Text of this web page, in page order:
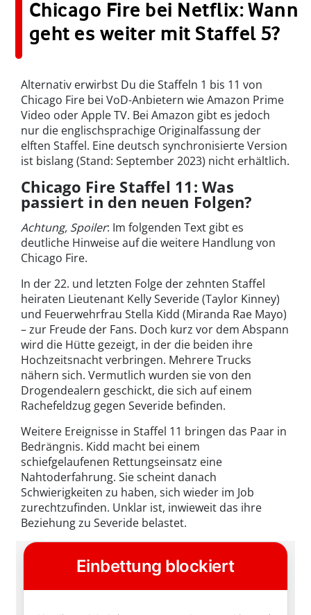
Chicago Fire bei Netflix: Wann
geht es weiter mit Staffel 5?
Alternativ erwirbst Du die Staffeln 1 bis 11 von
Chicago Fire bei VoD-Anbietern wie Amazon Prime
Video oder Apple TV. Bei Amazon gibt es jedoch
nur die englischsprachige Originalfassung der
elften Staffel. Eine deutsch synchronisierte Version
ist bislang (Stand: September 2023) nicht erhältlich.
Chicago Fire Staffel 11: Was
passiert in den neuen Folgen?
Achtung, Spoiler: Im folgenden Text gibt es
deutliche Hinweise auf die weitere Handlung von
Chicago Fire.
In der 22. und letzten Folge der zehnten Staffel
heiraten Lieutenant Kelly Severide (Taylor Kinney)
und Feuerwehrfrau Stella Kidd (Miranda Rae Mayo)
– zur Freude der Fans. Doch kurz vor dem Abspann
wird die Hütte gezeigt, in der die beiden ihre
Hochzeitsnacht verbringen. Mehrere Trucks
nähern sich. Vermutlich wurden sie von den
Drogendealern geschickt, die sich auf einem
Rachefeldzug gegen Severide befinden.
Weitere Ereignisse in Staffel 11 bringen das Paar in
Bedrängnis. Kidd macht bei einem
schiefgelaufenen Rettungseinsatz eine
Nahtoderfahrung. Sie scheint danach
Schwierigkeiten zu haben, sich wieder im Job
zurechtzufinden. Unklar ist, inwieweit das ihre
Beziehung zu Severide belastet.